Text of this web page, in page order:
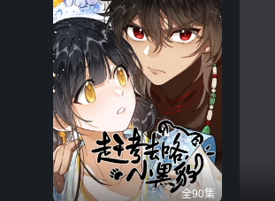
全90集